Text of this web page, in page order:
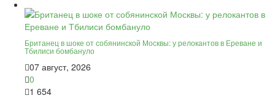
Британец в шоке от собянинской Москвы: у релокантов в Ереване и
Тбилиси бомбануло
07 август, 2026
0
1 654